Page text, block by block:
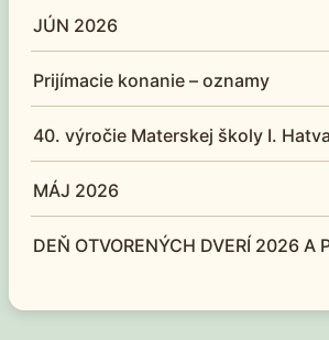
JÚN 2026
Prijímacie konanie – oznamy
40. výročie Materskej školy I.
MÁJ 2026
DEŇ OTVORENÝCH DVERÍ 2026 A